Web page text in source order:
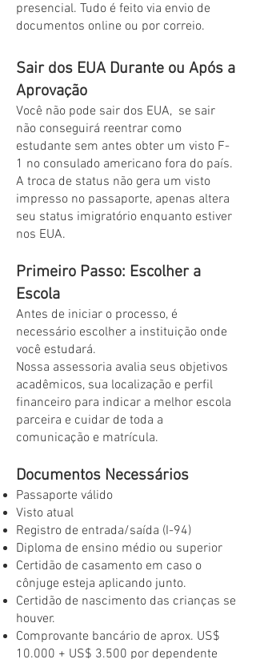
presencial. Tudo é feito via envio de
documentos online ou por correio.
Sair dos EUA Durante ou Após a
Aprovação
Você não pode sair dos EUA, se sair
não conseguirá reentrar como
estudante sem antes obter um visto F-
1 no consulado americano fora do país.
A troca de status não gera um visto
impresso no passaporte, apenas altera
seu status imigratório enquanto estiver
nos EUA.
Primeiro Passo: Escolher a
Escola
Antes de iniciar o processo, é
necessário escolher a instituição onde
você estudará.
Nossa assessoria avalia seus objetivos
acadêmicos, sua localização e perfil
financeiro para indicar a melhor escola
parceira e cuidar de toda a
comunicação e matrícula.
Documentos Necessários
Passaporte válido
Visto atual
Registro de entrada/saída (I-94)
Diploma de ensino médio ou superior
Certidão de casamento em caso o
cônjuge esteja aplicando junto.
Certidão de nascimento das crianças se
houver.
Comprovante bancário de aprox. US$
10.000 + US$ 3.500 por dependente